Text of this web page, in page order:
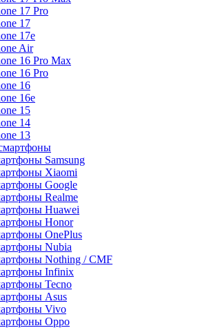
17 Pro
17
17e
Air
16 Pro Max
16 Pro
16
16e
15
14
13
Samsung
Xiaomi
Google
Realme
Huawei
Honor
OnePlus
Nubia
Nothing / CMF
Infinix
Tecno
Asus
Vivo
Oppo